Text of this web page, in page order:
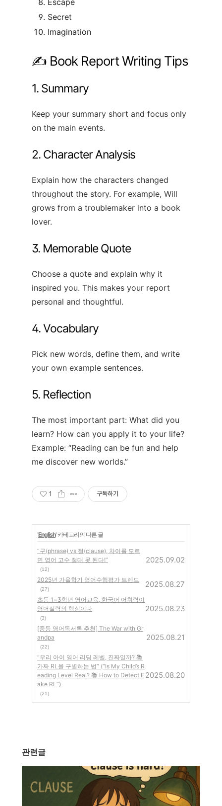
Escape
Secret
Imagination
✍️ Book Report Writing Tips
1. Summary
Keep your summary short and focus only
on the main events.
2. Character Analysis
Explain how the characters changed
throughout the story. For example, Will
grows from a troublemaker into a book
lover.
3. Memorable Quote
Choose a quote and explain why it
inspired you. This makes your report
personal and thoughtful.
4. Vocabulary
Pick new words, define them, and write
your own example sentences.
5. Reflection
The most important part: What did you
learn? How can you apply it to your life?
Example: “Reading can be fun and help
me discover new worlds.”
1 구독하기
'English' 카테고리의 다른 글
“구(phrase) vs 절(clause), 차이를 모르
면 영어 고수 절대 못 된다!”
(12)
2025.09.02
2025년 가을학기 영어수행평가 트렌드
(27)
2025.08.27
초등 1~3학년 영어교육, 한국어 어휘력이
영어실력의 핵심이다
(3)
2025.08.23
[중등 영어독서록 추천] The War with Gr
andpa
(22)
2025.08.21
“우리 아이 영어 리딩 레벨, 진짜일까? 📚
가짜 RL을 구별하는 법” (“Is My Child’s R
eading Level Real? 📚 How to Detect F
ake RL”)
(21)
2025.08.20
관련글